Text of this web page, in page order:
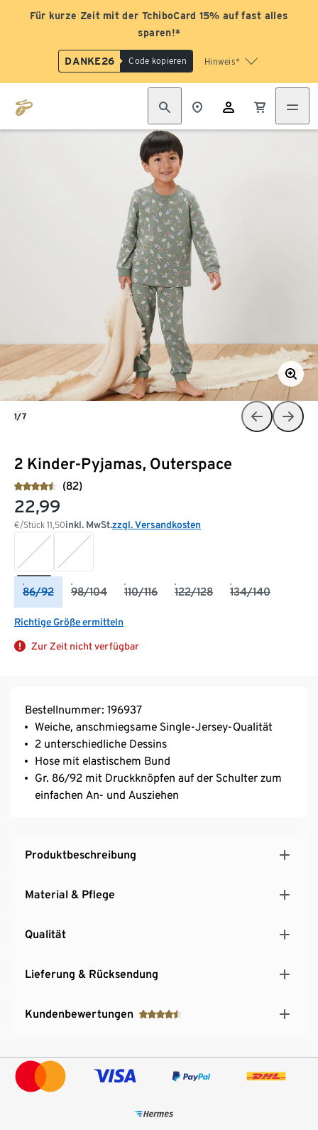
Für kurze Zeit mit der TchiboCard 15% auf fast alles
sparen!*
DANKE26 Code kopieren Hinweis*
2 Kinder-Pyjamas, Outerspace
(82)
22,99
€/Stück 11,50inkl. MwSt.zzgl. Versandkosten
86/92 98/104 110/116 122/128 134/140
Richtige Größe ermitteln
Zur Zeit nicht verfügbar
1/7
Bestellnummer: 196937
Weiche, anschmiegsame Single-Jersey-Qualität
2 unterschiedliche Dessins
Hose mit elastischem Bund
Gr. 86/92 mit Druckknöpfen auf der Schulter zum
einfachen An- und Ausziehen
Produktbeschreibung
Material & Pflege
Qualität
Lieferung & Rücksendung
Kundenbewertungen